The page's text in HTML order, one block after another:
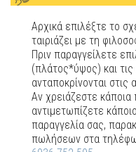
Αρχικά επιλέξτε το
ταιριάζει με τη
Πριν παραγγείλετε
(πλάτος*ύψος) και
ανταποκρίνονται στις
Αν χρειάζεστε
αντιμετωπίζετε
παραγγελία σας,
πωλήσεων στα